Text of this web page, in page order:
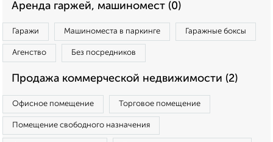
Аренда гаржей, машиномест (0)
Гаражи Машиноместа в паркинге Гаражные боксы
Агенство Без посредников
Продажа коммерческой недвижимости (2)
Офисное помещение Торговое помещение
Помещение свободного назначения